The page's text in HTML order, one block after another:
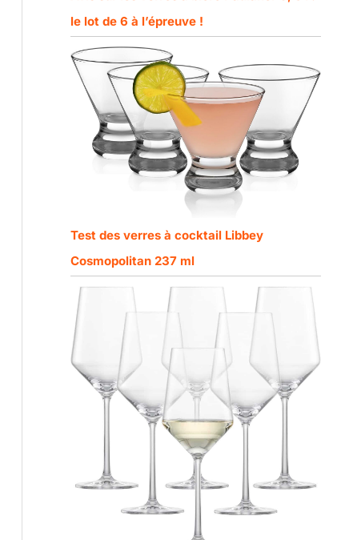
le lot de 6 à l’épreuve !
Test des verres à cocktail Libbey
Cosmopolitan 237 ml